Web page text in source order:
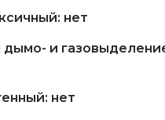
нет
дымо- и
нет